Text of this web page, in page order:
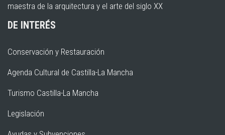
maestra de la arquitectura y el arte del siglo XX
DE INTERÉS
Conservación y Restauración
Agenda Cultural de Castilla-La Mancha
Turismo Castilla-La Mancha
Legislación